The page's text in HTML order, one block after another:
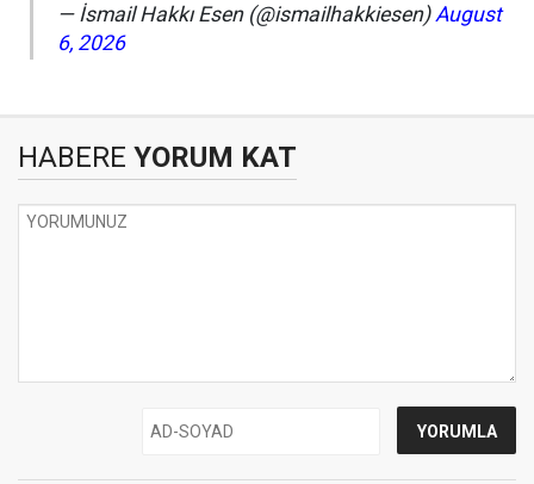
— İsmail Hakkı Esen (@ismailhakkiesen)August
6, 2026
HABERE YORUM KAT